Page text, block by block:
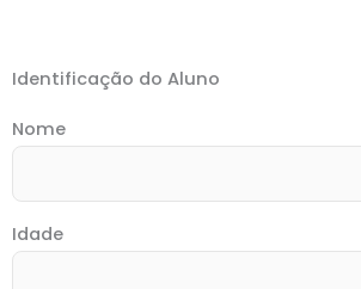
Identificação do Aluno
Nome
Idade